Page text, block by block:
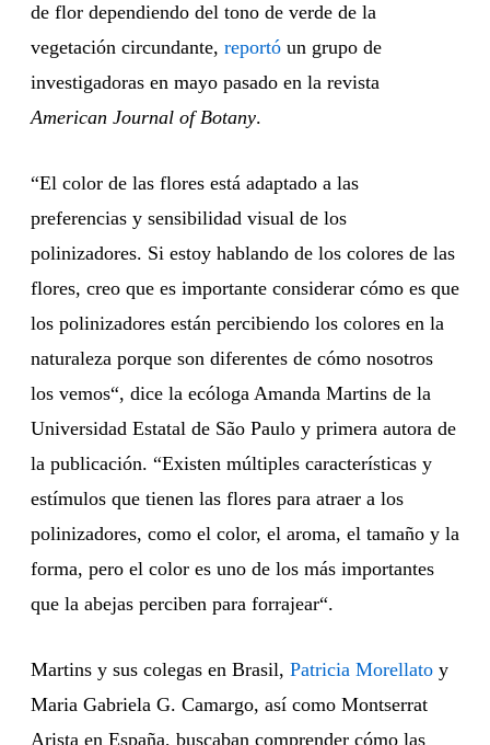
de flor dependiendo del tono de verde de la
vegetación circundante, reportó un grupo de
investigadoras en mayo pasado en la revista
American Journal of Botany.
“El color de las flores está adaptado a las
preferencias y sensibilidad visual de los
polinizadores. Si estoy hablando de los colores de las
flores, creo que es importante considerar cómo es que
los polinizadores están percibiendo los colores en la
naturaleza porque son diferentes de cómo nosotros
los vemos“, dice la ecóloga Amanda Martins de la
Universidad Estatal de São Paulo y primera autora de
la publicación. “Existen múltiples características y
estímulos que tienen las flores para atraer a los
polinizadores, como el color, el aroma, el tamaño y la
forma, pero el color es uno de los más importantes
que la abejas perciben para forrajear“.
Martins y sus colegas en Brasil, Patricia Morellato y
Maria Gabriela G. Camargo, así como Montserrat
Arista en España, buscaban comprender cómo las